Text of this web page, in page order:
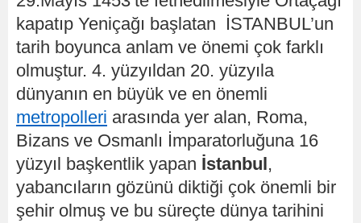
kapatıp Yeniçağı başlatan İSTANBUL’un
tarih boyunca anlam ve önemi çok farklı
olmuştur. 4. yüzyıldan 20. yüzyıla
dünyanın en büyük ve en önemli
metropolleri arasında yer alan, Roma,
Bizans ve Osmanlı İmparatorluğuna 16
yüzyıl başkentlik yapan İstanbul,
yabancıların gözünü diktiği çok önemli bir
şehir olmuş ve bu süreçte dünya tarihini